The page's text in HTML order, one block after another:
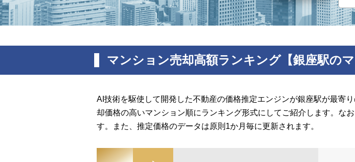
マンション売却高額ランキング【銀座駅のマ
AI技術を駆使して開発した不動産の価格推定エンジンが銀座駅が最寄
却価格の高いマンション順にランキング形式にしてご紹介します。な
す。また、推定価格のデータは原則1か月毎に更新されます。